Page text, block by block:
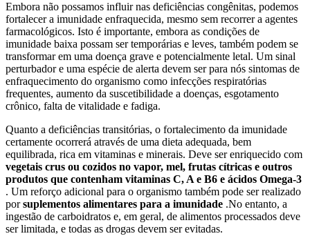
Embora não possamos influir nas deficiências congênitas, podemos
fortalecer a imunidade enfraquecida, mesmo sem recorrer a agentes
farmacológicos. Isto é importante, embora as condições de
imunidade baixa possam ser temporárias e leves, também podem se
transformar em uma doença grave e potencialmente letal. Um sinal
perturbador e uma espécie de alerta devem ser para nós sintomas de
enfraquecimento do organismo como infecções respiratórias
frequentes, aumento da suscetibilidade a doenças, esgotamento
crônico, falta de vitalidade e fadiga.
Quanto a deficiências transitórias, o fortalecimento da imunidade
certamente ocorrerá através de uma dieta adequada, bem
equilibrada, rica em vitaminas e minerais. Deve ser enriquecido com
vegetais crus ou cozidos no vapor, mel, frutas cítricas e outros
produtos que contenham vitaminas C, A e B6 e ácidos Omega-3
. Um reforço adicional para o organismo também pode ser realizado
porsuplementos alimentares para a imunidade .No entanto, a
ingestão de carboidratos e, em geral, de alimentos processados deve
ser limitada, e todas as drogas devem ser evitadas.